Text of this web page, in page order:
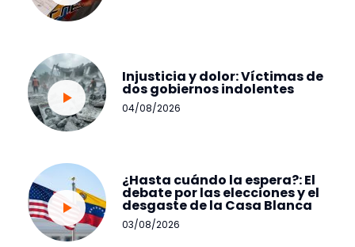
Injusticia y dolor: Víctimas de
dos gobiernos indolentes
04/08/2026
¿Hasta cuándo la espera?: El
debate por las elecciones y el
desgaste de la Casa Blanca
03/08/2026